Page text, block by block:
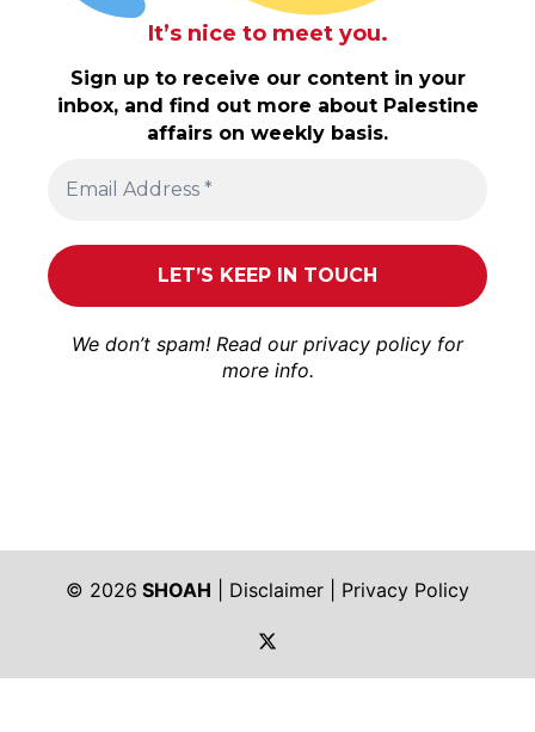
It’s nice to meet you.
Sign up to receive our content in your
inbox, and find out more about Palestine
affairs on weekly basis.
We don’t spam! Read our privacy policy for
more info.
© 2026 SHOAH Disclaimer
Privacy Policy
https://twitter.com/shoah_ph